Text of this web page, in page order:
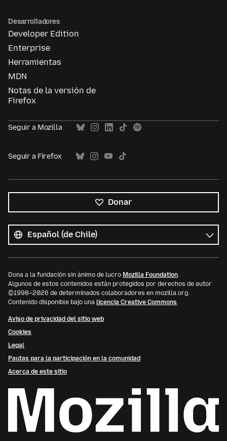
Desarrolladores
Developer Edition
Enterprise
Herramientas
MDN
Notas de la versión de
Firefox
Seguir a Mozilla
Seguir a Firefox
Donar
los
idiomas
Idioma
Dona a la fundación sin ánimo de lucro Mozilla Foundation.
Algunos de estos contenidos están protegidos por derechos de autor
©1998–2026 de determinados colaboradores en mozilla.org.
Contenido disponible bajo una licencia Creative Commons.
Aviso de privacidad del sitio web
Cookies
Legal
Pautas para la participación en la comunidad
Acerca de este sitio